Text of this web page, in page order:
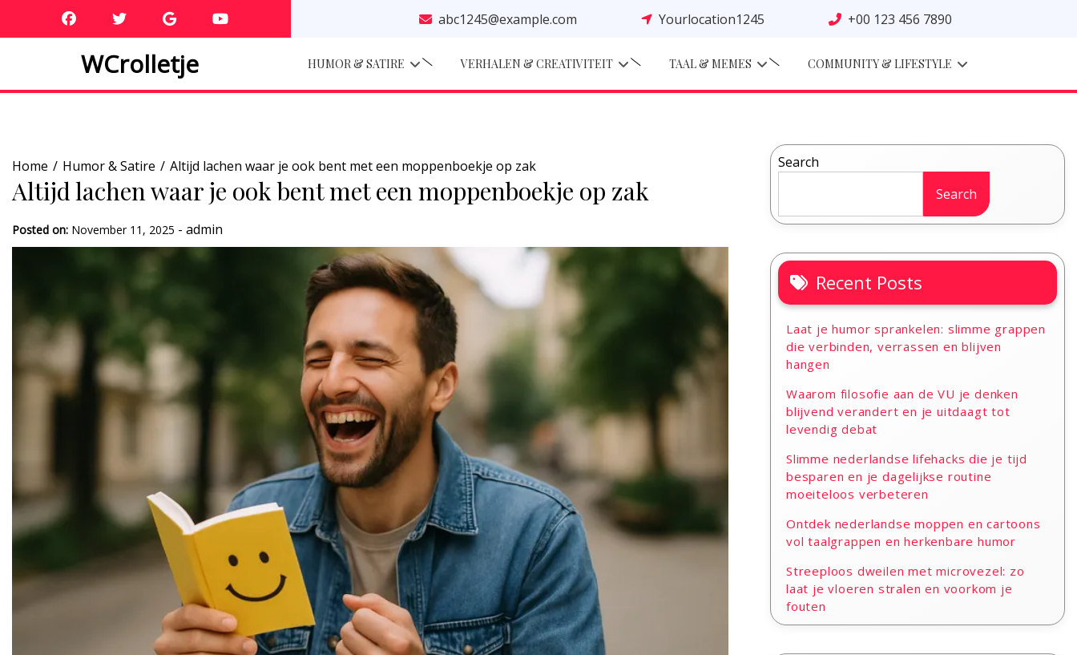
abc1245@example.com Yourlocation1245 +00 123 456 7890
WCrolletje HUMOR & SATIRE VERHALEN & CREATIVITEIT TAAL & MEMES COMMUNITY & LIFESTYLE
Home Humor & Satire Altijd lachen waar je ook bent met een moppenboekje op zak
Altijd lachen waar je ook bent met een moppenboekje op zak
Posted on: November 11, 2025 - admin
Search
Search
Recent Posts
Laat je humor sprankelen: slimme grappen
die verbinden, verrassen en blijven
hangen
Waarom filosofie aan de VU je denken
blijvend verandert en je uitdaagt tot
levendig debat
Slimme nederlandse lifehacks die je tijd
besparen en je dagelijkse routine
moeiteloos verbeteren
Ontdek nederlandse moppen en cartoons
vol taalgrappen en herkenbare humor
Streeploos dweilen met microvezel: zo
laat je vloeren stralen en voorkom je
fouten